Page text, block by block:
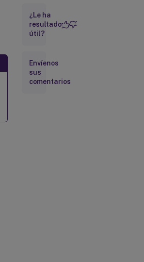
Administrar
conexiones
Más
¿Le ha
resultado
útil?
Envíenos
sus
comentarios